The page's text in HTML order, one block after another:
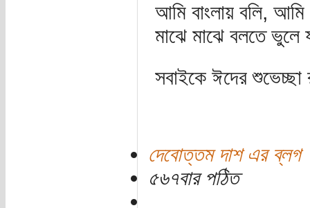
আমি বাংলায় বলি, আমি
মাঝে মাঝে বলতে
সবাইকে ঈদের
দেবোত্তম দাশ এর ব্লগ
৫৬৭বার পঠিত